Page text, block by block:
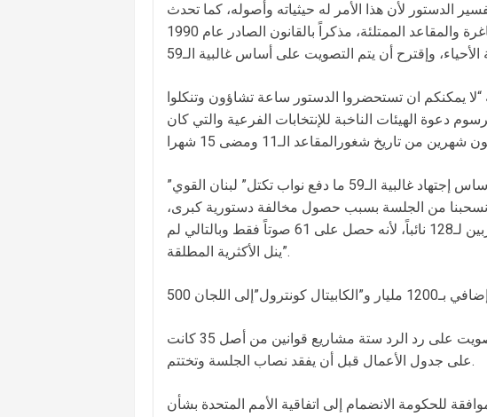
الدستور لأن هذا الأمر له حيثياته وأصوله، كما تحدث
عن إجتهادات إعتمدت في فرنسا تميز بين المقاعد الشاغرة والمقاعد الممتلئة، مذكراً بالقانون الصادر عام 1990
يمكنكم ان تستحضروا الدستور ساعة تشاؤون وتنكلوا
دعوة الهيئات الناخبة للإنتخابات الفرعية والتي كان
بعدها ختم النقاش وجرى التصويت على القانون على أساس إجتهاد غالبية الـ59 ما دفع نواب تكتل” لبنان القوي”
من الجلسة بسبب حصول مخالفة دستورية كبرى،
التصويت أسقط إقتراح اللجان بالنسبة لتصويت المغتربين لـ128 نائباً، لأنه حصل على 61 صوتاً فقط وبالتالي لم
ينل الأكثرية المطلقة”.
كونترول”إلى اللجان
وقد أقر مجلس النواب قبل وبعد جدال النصاب والتصويت على رد الرد ستة مشاريع قوانين من أصل 35 كانت
على جدول الأعمال قبل أن يفقد نصاب الجلسة وتختتم.
للحكومة الانضمام إلى اتفاقية الأمم المتحدة بشأن